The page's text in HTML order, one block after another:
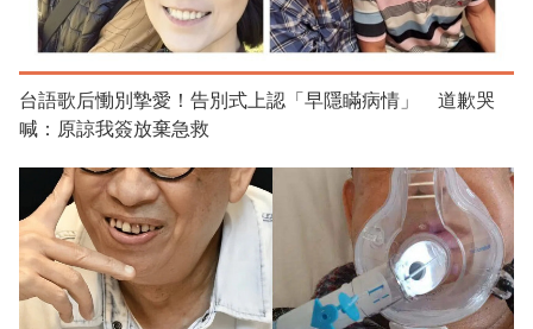
台語歌后慟別摯愛！告別式上認「早隱瞞病情」 道歉哭
喊：原諒我簽放棄急救